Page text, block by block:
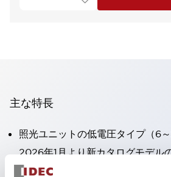
主な特長
照光ユニットの低電圧タイプ（6
2026年1月より新カタログモデル
予定